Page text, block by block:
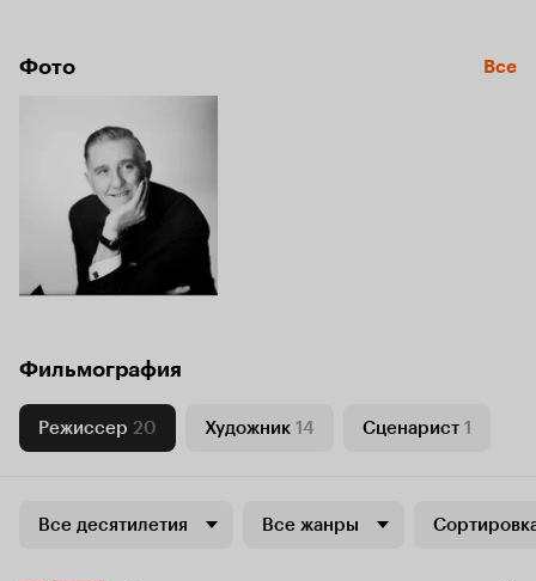
Фото Все
Фильмография
Режиссер 20 Художник 14 Сценарист 1
Все десятилетия Все жанры